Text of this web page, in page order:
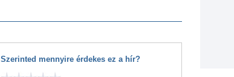
Szerinted mennyire érdekes ez a hír?